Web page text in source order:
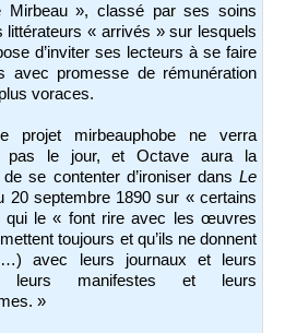
Mirbeau », classé par ses soins
littérateurs « arrivés » sur lesquels
d’inviter ses lecteurs à se faire
avec promesse de rémunération
voraces.
projet mirbeauphobe ne verra
pas le jour, et Octave aura la
se contenter d’ironiser dans Le
20 septembre 1890 sur « certains
qui le « font rire avec les œuvres
toujours et qu’ils ne donnent
avec leurs journaux et leurs
leurs manifestes et leurs
»